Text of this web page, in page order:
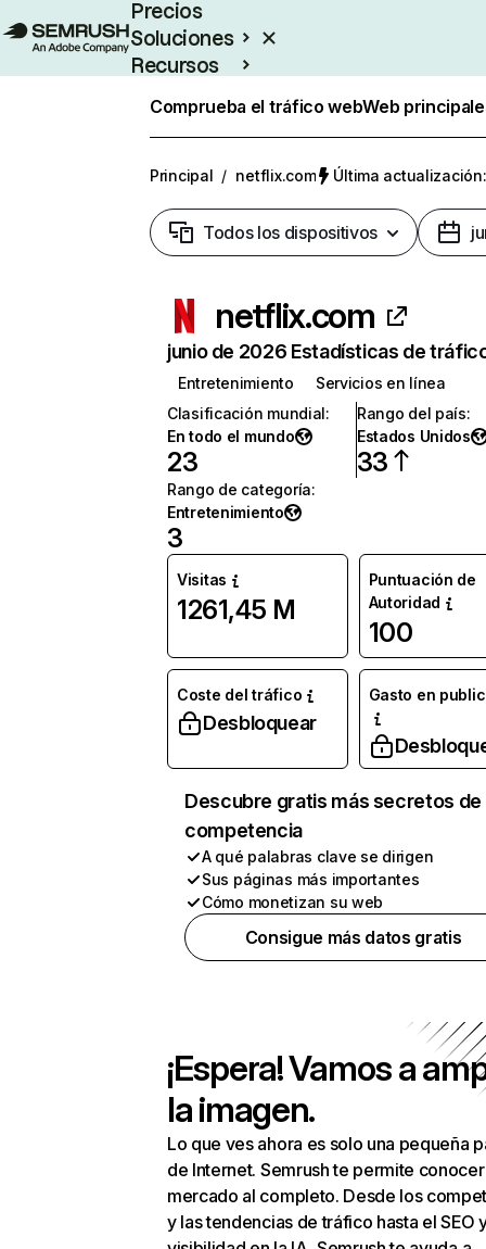
Precios
Soluciones
Recursos
Comprueba el tráfico webWeb
Principal / netflix.com Última
Todos los dispositivos
netflix.com
junio de 2026 Estadísticas de
Entretenimiento
Servicios en línea
Clasificación mundial:
En todo el mundo
23
Rango del país:
Estados Unidos
33
Rango de categoría:
Entretenimiento
3
Visitas
1261,45 M
Puntuación de
Autoridad
100
Coste del tráfico
Desbloquear
Gasto en
Descubre gratis más secretos de
competencia
A qué palabras clave se dirigen
Sus páginas más importantes
Cómo monetizan su web
Consigue más datos gratis
¡Espera! Vamos a
la imagen.
Lo que ves ahora es solo una pequeña
de Internet. Semrush te permite
mercado al completo. Desde los
y las tendencias de tráfico hasta el SEO